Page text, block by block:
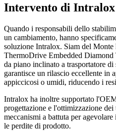
Intervento di Intralox
Quando i responsabili dello
un cambiamento, hanno
soluzione Intralox. Siam del Monte
ThermoDrive Embedded Diamond
da piano inclinato a trasportatore
garantisce un rilascio eccellente in
appiccicosi o umidi, riducendo i
Intralox ha inoltre supportato
progettazione e l'ottimizzazione
meccanismi a battuta per
le perdite di prodotto.